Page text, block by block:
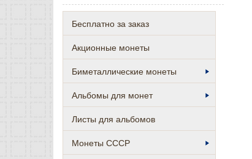
Бесплатно за заказ
Акционные монеты
Биметаллические монеты
Альбомы для монет
Листы для альбомов
Монеты СССР